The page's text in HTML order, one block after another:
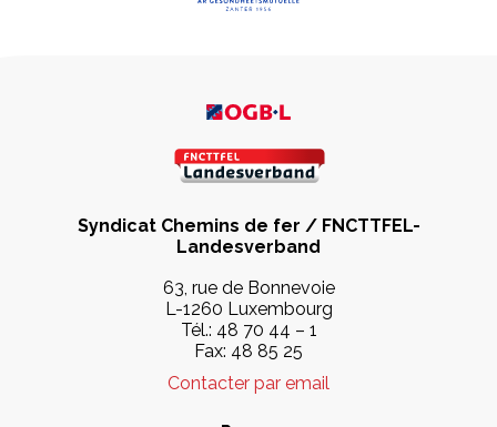
Syndicat Chemins de fer / FNCTTFEL-
Landesverband
63, rue de Bonnevoie
L-1260 Luxembourg
Tél.: 48 70 44 – 1
Fax: 48 85 25
Contacter par email